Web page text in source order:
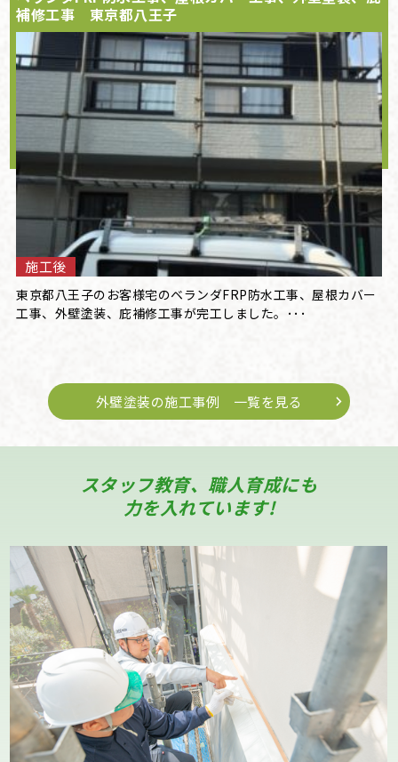
補修工事 東京都八王子
施工後
東京都八王子のお客様宅のベランダFRP防水工事、屋根カバー
工事、外壁塗装、庇補修工事が完工しました。･･･
外壁塗装の施工事例 一覧を見る
スタッフ教育、職人育成にも
力を入れています!